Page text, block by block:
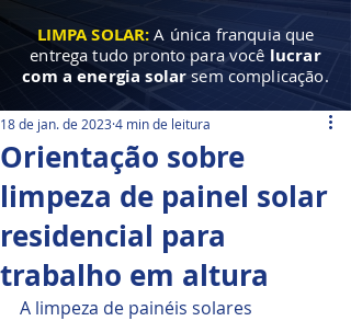
LIMPA SOLAR:A única franquia que
entrega tudo pronto para você lucrar
com a energia solar sem complicação.
Orientação sobre
limpeza de painel solar
residencial para
trabalho em altura
18 de jan. de 20234 min de leitura
A limpeza de painéis solares